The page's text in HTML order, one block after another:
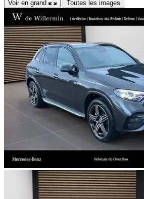
Voir en grand
Toutes les images